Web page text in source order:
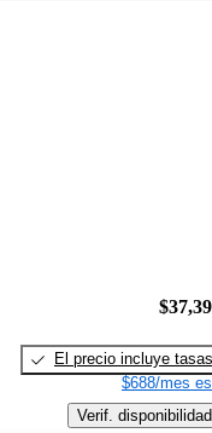
El precio incluye tasas
$688/mes
Verif. disponibilidad